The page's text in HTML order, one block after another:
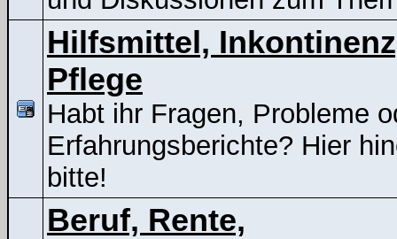
Hilfsmittel,
Pflege
Habt ihr Fragen, Probleme
Erfahrungsberichte? Hier
bitte!
Beruf, Rente,